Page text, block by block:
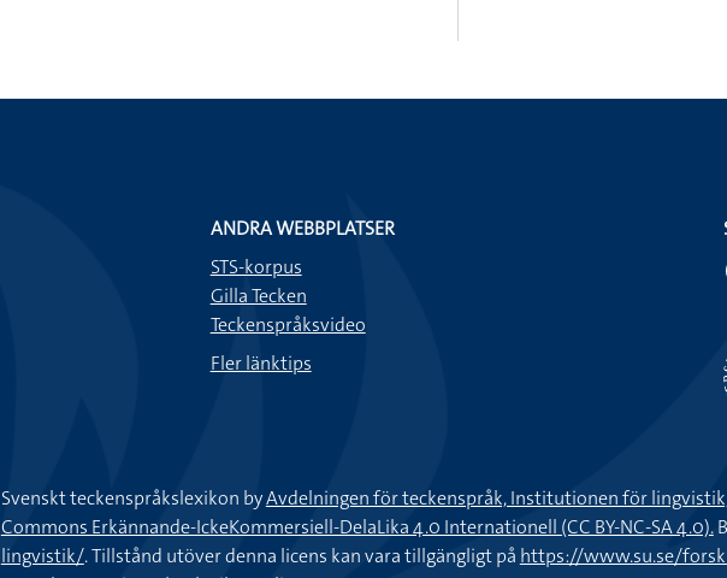
ANDRA WEBBPLATSER
STS-korpus
Gilla Tecken
Teckenspråksvideo
Fler länktips
Svenskt teckenspråkslexikon byAvdelningen för teckenspråk, Institutionen för
Commons Erkännande-IckeKommersiell-DelaLika 4.0 Internationell (CC BY-NC-SA 4.0).
lingvistik/. Tillstånd utöver denna licens kan vara tillgängligt på https://www.su.se/